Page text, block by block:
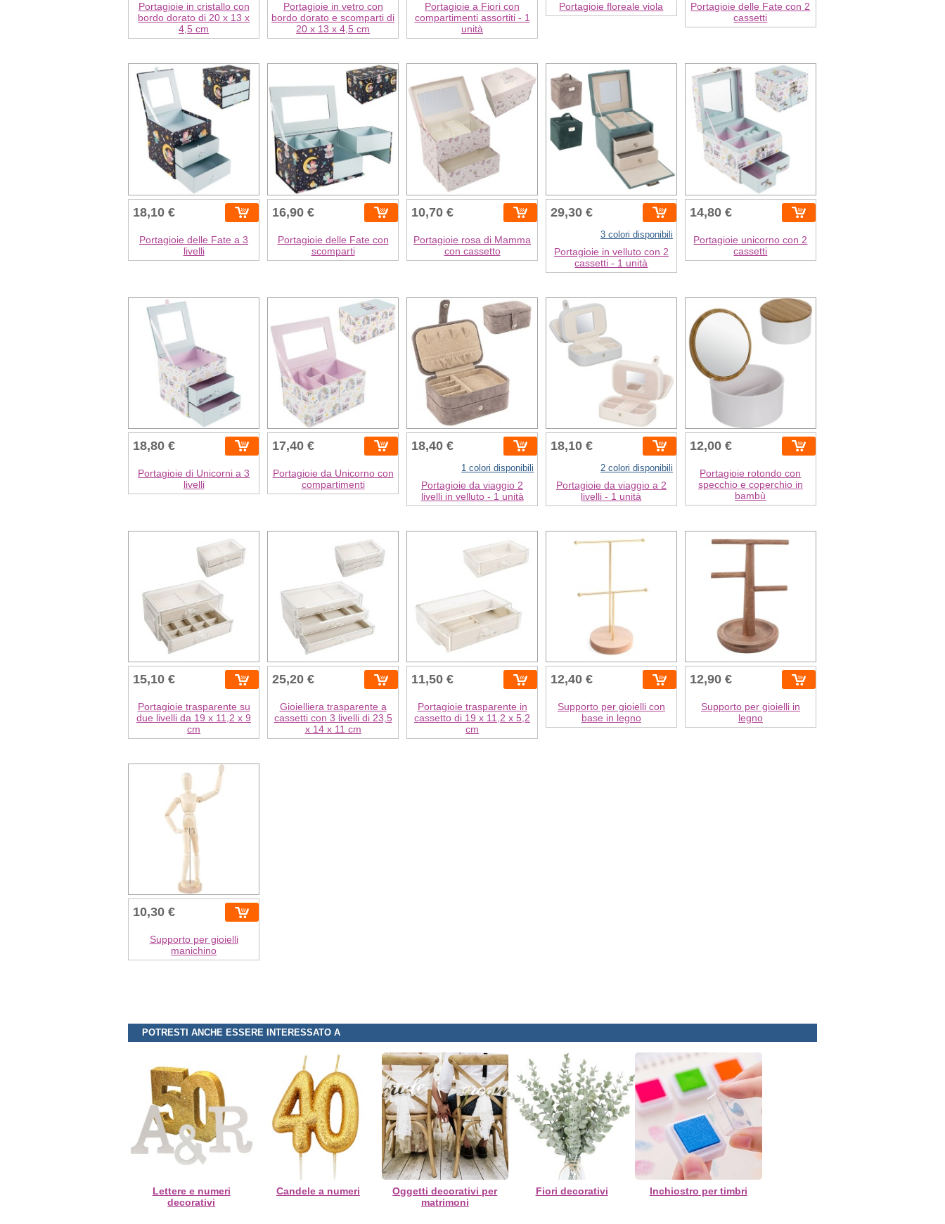
Portagioie in cristallo con
bordo dorato di 20 x 13 x
4,5 cm
Portagioie in vetro con
bordo dorato e scomparti di
20 x 13 x 4,5 cm
Portagioie a Fiori con
compartimenti assortiti - 1
unità
Portagioie floreale viola
Portagioie delle Fate con 2
cassetti
18,10 €
Portagioie delle Fate a 3
livelli
16,90 €
Portagioie delle Fate con
scomparti
10,70 €
Portagioie rosa di Mamma
con cassetto
29,30 €
3 colori disponibili
Portagioie in velluto con 2
cassetti - 1 unità
14,80 €
Portagioie unicorno con 2
cassetti
18,80 €
Portagioie di Unicorni a 3
livelli
17,40 €
Portagioie da Unicorno con
compartimenti
18,40 €
1 colori disponibili
Portagioie da viaggio 2
livelli in velluto - 1 unità
18,10 €
2 colori disponibili
Portagioie da viaggio a 2
livelli - 1 unità
12,00 €
Portagioie rotondo con
specchio e coperchio in
bambù
15,10 €
Portagioie trasparente su
due livelli da 19 x 11,2 x 9
cm
25,20 €
Gioielliera trasparente a
cassetti con 3 livelli di 23,5
x 14 x 11 cm
11,50 €
Portagioie trasparente in
cassetto di 19 x 11,2 x 5,2
cm
12,40 €
Supporto per gioielli con
base in legno
12,90 €
Supporto per gioielli in
legno
10,30 €
Supporto per gioielli
manichino
POTRESTI ANCHE ESSERE INTERESSATO A
Lettere e numeri
decorativi
Candele a numeri
Oggetti decorativi per
matrimoni
Fiori decorativi Inchiostro per timbri